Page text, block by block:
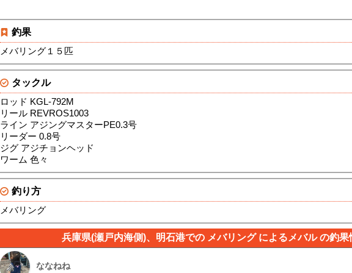
釣果
メバリング１５匹
タックル
ロッド KGL-792M
リール REVROS1003
ライン アジングマスターPE0.3号
リーダー 0.8号
ジグ アジチョンヘッド
ワーム 色々
釣り方
メバリング
兵庫県(瀬戸内海側)、明石港での メバリング によるメバル の釣果
ななねね